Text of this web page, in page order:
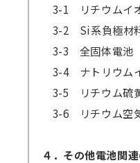
3-1 リチウムイ
3-2 Si系負極材
3-3 全固体電池
3-4 ナトリウム
3-5 リチウム硫
3-6 リチウム空
４．その他電池関